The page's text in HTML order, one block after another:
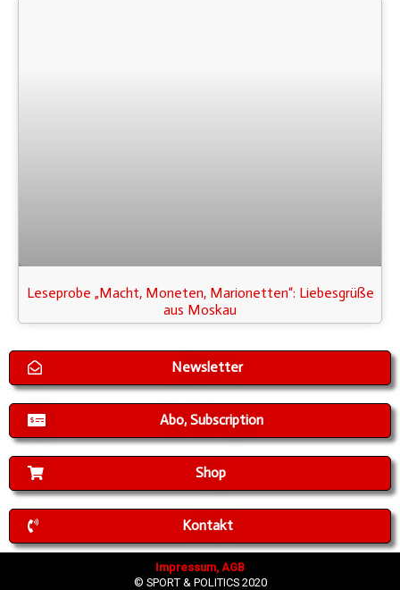
Leseprobe „Macht, Moneten, Marionetten“: Liebesgrüße
aus Moskau
Newsletter
Abo, Subscription
Shop
Kontakt
Impressum, AGB
© SPORT & POLITICS 2020